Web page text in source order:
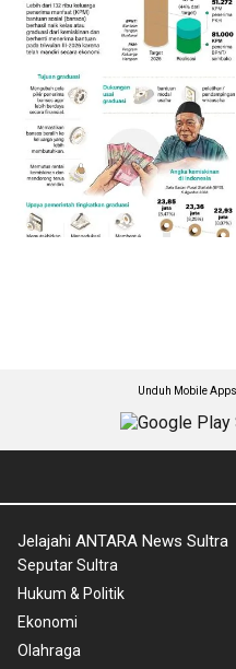
Unduh Mobile
Jelajahi ANTARA News Sultra
Seputar Sultra
Hukum & Politik
Ekonomi
Olahraga